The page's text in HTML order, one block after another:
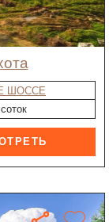
ШОССЕ